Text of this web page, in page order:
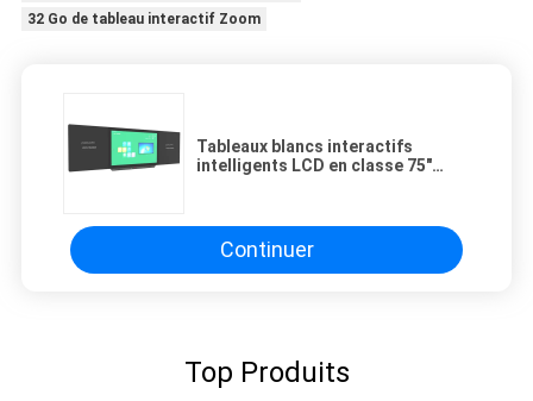
32 Go de tableau interactif Zoom
Tableaux blancs interactifs
intelligents LCD en classe 75"
Continuer
Top Produits